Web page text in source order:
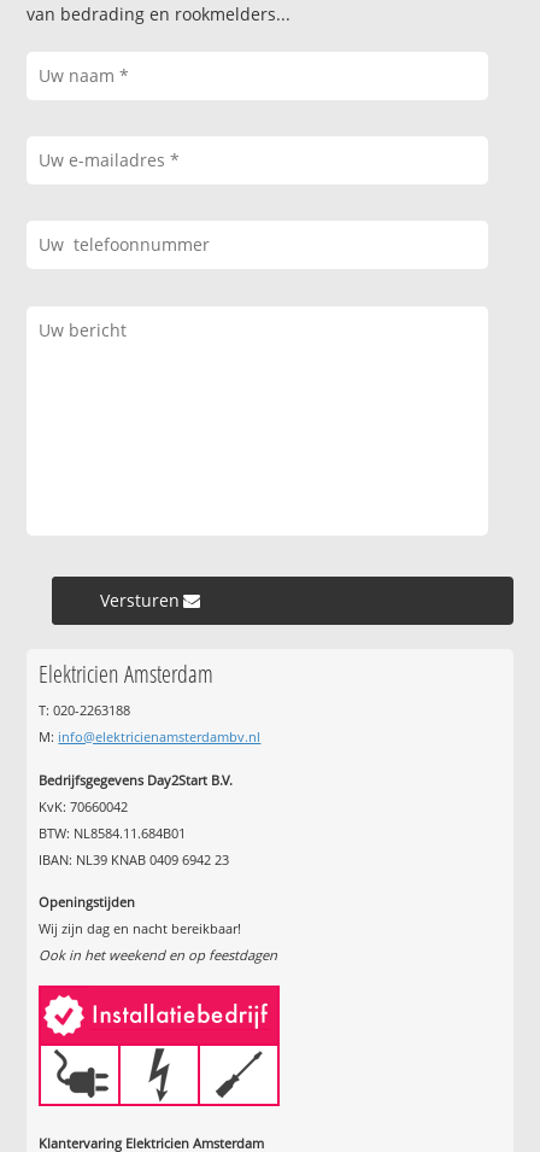
van bedrading en rookmelders...
Versturen »
Elektricien Amsterdam
T: 020-2263188
M: info@elektricienamsterdambv.nl
Bedrijfsgegevens Day2Start B.V.
KvK: 70660042
BTW: NL8584.11.684B01
IBAN: NL39 KNAB 0409 6942 23
Openingstijden
Wij zijn dag en nacht bereikbaar!
Ook in het weekend en op feestdagen
Klantervaring Elektricien Amsterdam